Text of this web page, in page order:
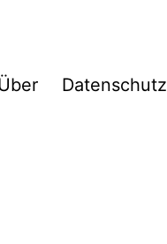
Datenschutz